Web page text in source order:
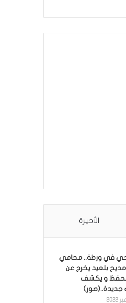
الأخيرة
في ورطة.. محامي
بلعيد يخرج عن
و يكشف
جديدة..(صور)